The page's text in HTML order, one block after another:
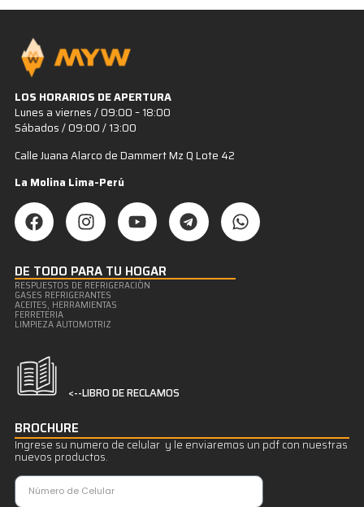
LOS HORARIOS DE APERTURA
Lunes a viernes / 09:00 – 18:00
Sábados / 09:00 / 13:00
Calle Juana Alarco de Dammert Mz Q Lote 42
La Molina Lima-Perú
DE TODO PARA TU HOGAR
RESPUESTOS DE REFRIGERACIÒN
GASES REFRIGERANTES
ACEITES, HERRAMIENTAS
FERRETERIA
LIMPIEZA AUTOMOTRIZ
<--LIBRO DE RECLAMOS
BROCHURE
Ingrese su numero de celular y le enviaremos un pdf con nuestras
nuevos productos.